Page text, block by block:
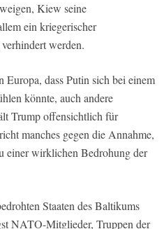
Kiew seine
ein kriegerischer
werden.
dass Putin sich bei einem
könnte, auch andere
Trump offensichtlich für
manches gegen die Annahme,
einer wirklichen Bedrohung der
Staaten des Baltikums
NATO-Mitglieder, Truppen der